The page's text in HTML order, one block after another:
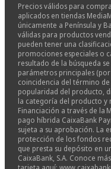
Precios válidos para
aplicados en tiendas
únicamente a Península y
válidas para productos
pueden tener una
promociones especiales o
resultado de la búsqueda
parámetros principales
coincidencia del término
popularidad del producto,
la categoría del producto y
Financiación a través de la
pago híbrida CaixaBank
sujeta a su aprobación. La
protección de los fondos
que presta su depósito en
CaixaBank, S.A. Conoce